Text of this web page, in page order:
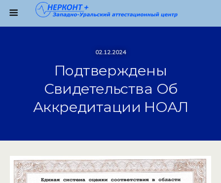
02.12.2024
Подтверждены
Свидетельства Об
Аккредитации НОАЛ